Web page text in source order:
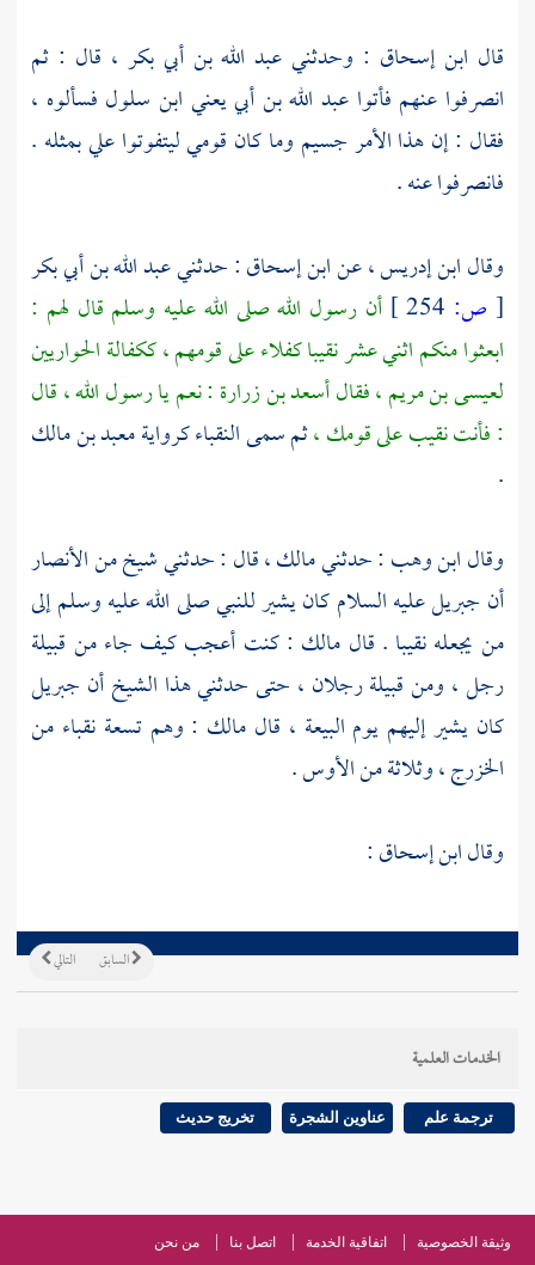
قال ابن إسحاق : وحدثني عبد الله بن أبي بكر ، قال : ثم
انصرفوا عنهم فأتواعبد الله بن أبي يعني ابن سلول فسألوه ،
فقال : إن هذا الأمر جسيم وما كان قومي ليتفوتوا علي بمثله .
فانصرفوا عنه .
وقالابن إدريس ،عنابن إسحاق: حدثنيعبد الله بن أبي بكر
[ ص:
أن رسول الله صلى الله عليه وسلم قال لهم :
ابعثوا منكم اثني عشر نقيبا كفلاء على قومهم ، ككفالة الحواريين
لعيسى بن مريم ،فقالأسعد بن زرارة : نعم يا رسول الله ، قال
: فأنت نقيب على قومك ،ثم سمى النقباء كروايةمعبد بن مالك
.
وقالابن وهب : حدثنيمالك ،قال : حدثني شيخ منالأنصار
أن جبريلعليه السلام كان يشير للنبي صلى الله عليه وسلم إلى
من يجعله نقيبا . قال مالك : كنت أعجب كيف جاء من قبيلة
رجل ، ومن قبيلة رجلان ، حتى حدثني هذا الشيخ أن جبريل
كان يشير إليهم يوم البيعة ، قال مالك : وهم تسعة نقباء من
الخزرج ،وثلاثة منالأوس.
وقالابن إسحاق:
التالي السابق
الخدمات العلمية
ترجمة علم عناوين الشجرة تخريج حديث
وثيقة الخصوصية اتفاقية الخدمة اتصل بنا من نحن